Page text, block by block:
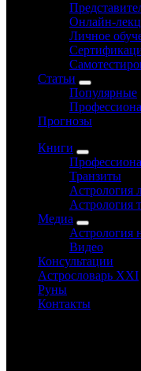
Онлайн-
Личное
Статьи
Популярные
Прогнозы
Книги
Транзиты
Астрология
Астрология
Медиа
Астрология
Видео
Консультации
Астрословарь XXI
Руны
Контакты